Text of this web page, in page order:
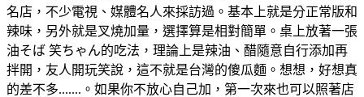
名店，不少電視、媒體名人來採訪過。基本上就是分正常版和
辣味，另外就是叉燒加量，選擇算是相對簡單。桌上放著一張
油そば 笑ちゃん的吃法，理論上是辣油、醋隨意自行添加再
拌開，友人開玩笑說，這不就是台灣的傻瓜麵。想想，好想真
的差不多.......。如果你不放心自己加，第一次來也可以照著店